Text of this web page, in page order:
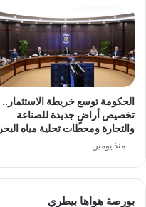
الحكومة توسع خريطة الاستثمار..
تخصيص أراضٍ جديدة للصناعة
والتجارة ومحطات تحلية مياه البحر
منذ يومين
بورصة هواها بيطري